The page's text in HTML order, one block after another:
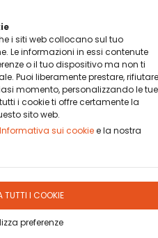
i siti web collocano sul tuo
Le informazioni in essi contenute
o il tuo dispositivo ma non ti
Puoi liberamente prestare,
momento, personalizzando le tue
i cookie ti offre certamente la
sito web.
Informativa sui cookiee la nostra
TUTTI I COOKIE
preferenze
BANCA SELLA PAY BY LINK
FERRO